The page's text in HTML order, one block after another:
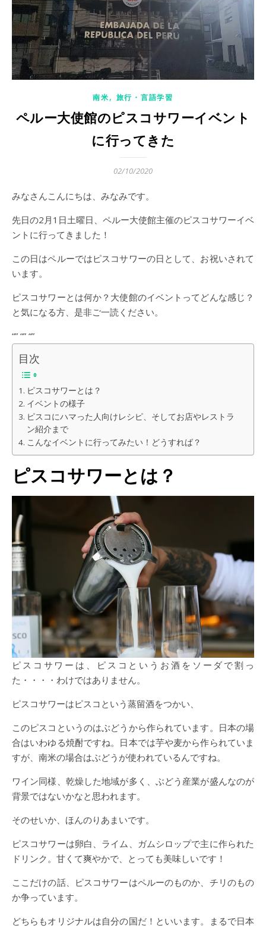
南米, 旅行・言語学習
ペルー大使館のピスコサワーイベント
に行ってきた
02/10/2020
みなさんこんにちは、みなみです。
先日の2月1日土曜日、ペルー大使館主催のピスコサワーイベ
ントに行ってきました！
この日はペルーではピスコサワーの日として、お祝いされて
います。
ピスコサワーとは何か？大使館のイベントってどんな感じ？
と気になる方、是非ご一読ください。
“” “” “”
目次
ピスコサワーとは？
イベントの様子
ピスコにハマった人向けレシピ、そしてお店やレストラ
ン紹介まで
こんなイベントに行ってみたい！どうすれば？
ピスコサワーとは？
ピスコサワーは、ピスコというお酒をソーダで割っ
た・・・・わけではありません。
ピスコサワーはピスコという蒸留酒をつかい、
このピスコというのはぶどうから作られています。日本の場
合はいわゆる焼酎ですね。日本では芋や麦から作られていま
すが、南米の場合はぶどうが使われているんですね。
ワイン同様、乾燥した地域が多く、ぶどう産業が盛んなのが
背景ではないかなと思われます。
そのせいか、ほんのりあまいです。
ピスコサワーは卵白、ライム、ガムシロップで主に作られた
ドリンク。甘くて爽やかで、とっても美味しいです！
ここだけの話、ピスコサワーはペルーのものか、チリのもの
か争っています。
どちらもオリジナルは自分の国だ！といいます。まるで日本